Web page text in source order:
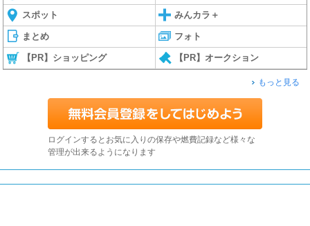
スポット みんカラ＋
まとめ フォト
【PR】ショッピング 【PR】オークション
もっと見る
ログインするとお気に入りの保存や燃費記録など様々な
管理が出来るようになります